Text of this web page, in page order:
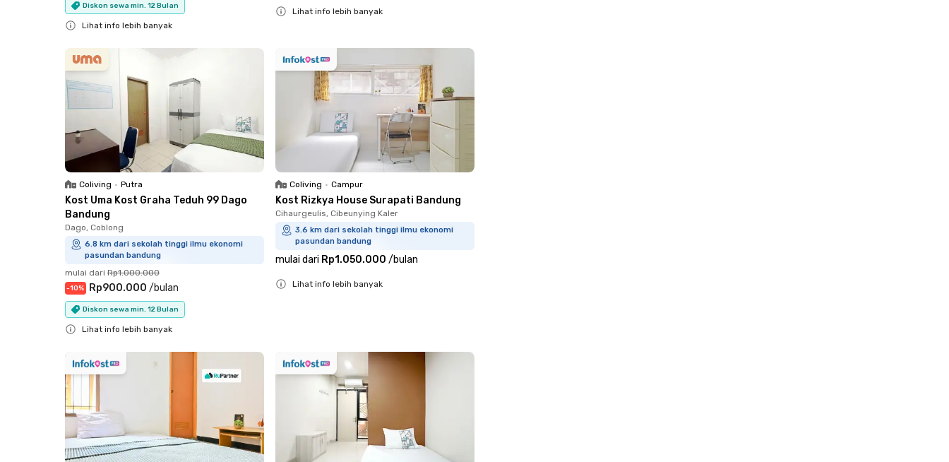
Diskon sewa min. 12 Bulan
Lihat info lebih banyak
Lihat info lebih banyak
Coliving • Putra
Kost Uma Kost Graha Teduh 99 Dago
Bandung
Dago, Coblong
6.8 km dari sekolah tinggi ilmu ekonomi
pasundan bandung
mulai dari Rp1.000.000
-10% Rp900.000 /bulan
Diskon sewa min. 12 Bulan
Lihat info lebih banyak
Coliving • Campur
Kost Rizkya House Surapati Bandung
Cihaurgeulis, Cibeunying Kaler
3.6 km dari sekolah tinggi ilmu ekonomi
pasundan bandung
mulai dari Rp1.050.000 /bulan
Lihat info lebih banyak